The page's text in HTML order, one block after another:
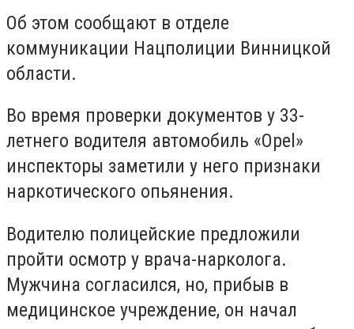
Об этом сообщают в отделе
коммуникации Нацполиции Винницкой
области.
Во время проверки документов у 33-
летнего водителя автомобиль «Opel»
инспекторы заметили у него признаки
наркотического опьянения.
Водителю полицейские предложили
пройти осмотр у врача-нарколога.
Мужчина согласился, но, прибыв в
медицинское учреждение, он начал